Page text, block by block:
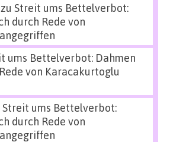
zu Streit ums Bettelverbot:
durch Rede von
ums Bettelverbot: Dahmen
von Karacakurtoglu
Streit ums Bettelverbot:
durch Rede von